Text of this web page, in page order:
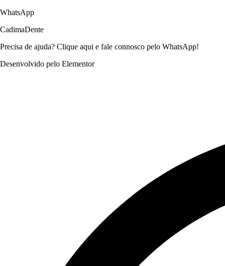
WhatsApp
CadimaDente
Precisa de ajuda? Clique aqui e fale connosco pelo WhatsApp!
Desenvolvido pelo Elementor